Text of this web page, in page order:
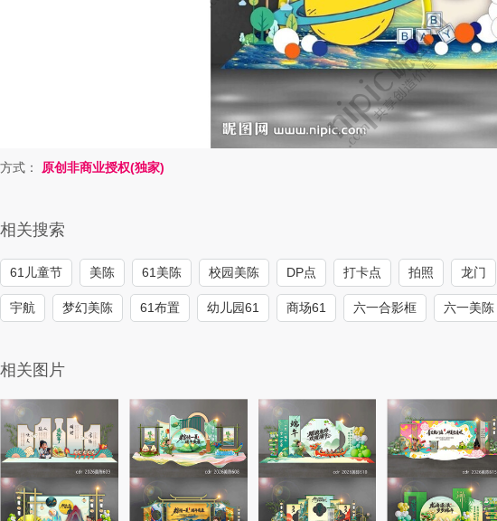
方式： 原创非商业授权(独家)
相关搜索
61儿童节 美陈 61美陈 校园美陈 DP点 打卡点 拍照 龙门
宇航 梦幻美陈 61布置 幼儿园61 商场61 六一合影框 六一美陈
相关图片